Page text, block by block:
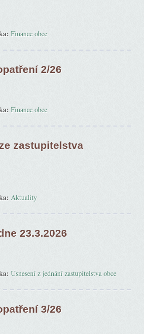
Finance obce
2/26
Finance obce
zastupitelstva
Aktuality
23.3.2026
Usnesení z jednání zastupitelstva obce
3/26